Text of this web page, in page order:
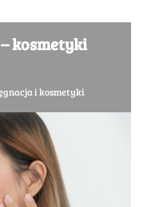
kosmetyki
i kosmetyki